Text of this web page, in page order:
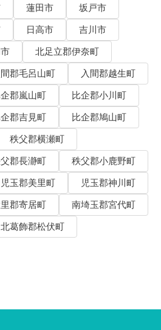
蓮田市
坂戸市
日高市
吉川市
北足立郡伊奈町
郡毛呂山町
入間郡越生町
郡嵐山町
比企郡小川町
郡吉見町
比企郡鳩山町
秩父郡横瀬町
郡長瀞町
秩父郡小鹿野町
児玉郡美里町
児玉郡神川町
郡寄居町
南埼玉郡宮代町
北葛飾郡松伏町